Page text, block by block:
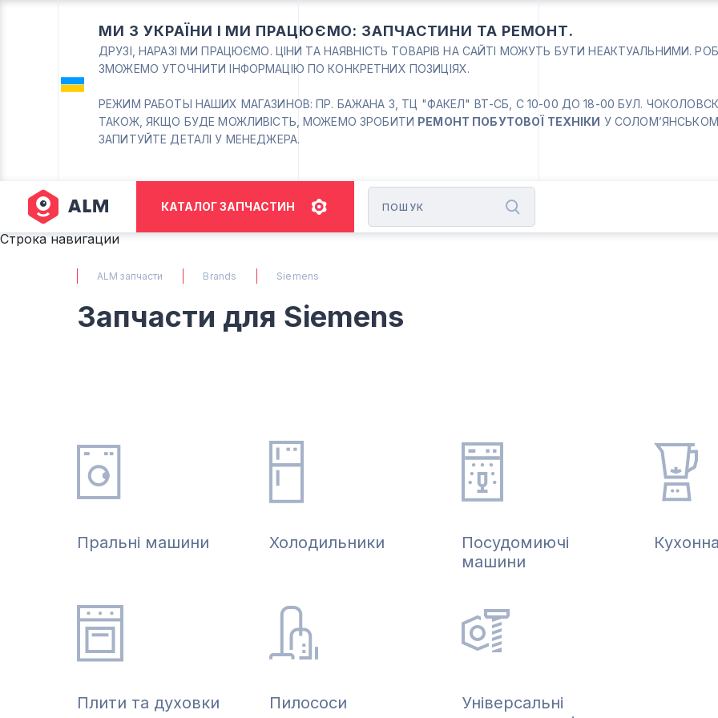
МИ З УКРАЇНИ І МИ ПРАЦЮЄМО: ЗАПЧАСТИНИ ТА РЕМОНТ.
ДРУЗІ, НАРАЗІ МИ ПРАЦЮЄМО. ЦІНИ ТА НАЯВНІСТЬ ТОВАРІВ НА САЙТІ МОЖУТЬ БУТИ НЕАКТУАЛЬНИМИ.
ЗМОЖЕМО УТОЧНИТИ ІНФОРМАЦІЮ ПО КОНКРЕТНИХ ПОЗИЦІЯХ.
РЕЖИМ РАБОТЫ НАШИХ МАГАЗИНОВ: ПР. БАЖАНА 3, ТЦ "ФАКЕЛ" ВТ-СБ, С 10-00 ДО 18-00 БУЛ.
ТАКОЖ, ЯКЩО БУДЕ МОЖЛИВІСТЬ, МОЖЕМО ЗРОБИТИ РЕМОНТ ПОБУТОВОЇ ТЕХНІКИ У
ЗАПИТУЙТЕ ДЕТАЛІ У МЕНЕДЖЕРА.
КАТАЛОГ ЗАПЧАСТИН
Строка навигации
ALM запчасти Brands Siemens
Запчасти для Siemens
Пральні машини Холодильники
Посудомиючі
машини
Плити та духовки Пилососи
Універсальні